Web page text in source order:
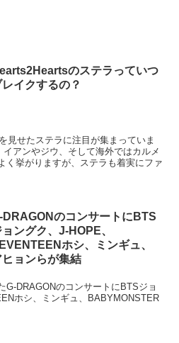
のステラっていつ
レイクするの？
見せたステラに注目が集まっていま
アンやジウ、そして海外ではカルメ
く挙がりますが、ステラも着実にファ
DRAGONのコンサートにBTS
ョングク、J-HOPE、
ホシ、ミンギュ、
ヒョンらが集結
G-DRAGONのコンサートにBTSジョ
ホシ、ミンギュ、BABYMONSTER